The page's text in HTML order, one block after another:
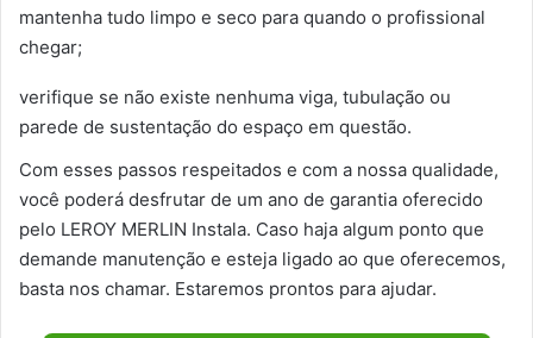
mantenha tudo limpo e seco para quando o profissional
chegar;
verifique se não existe nenhuma viga, tubulação ou
parede de sustentação do espaço em questão.
Com esses passos respeitados e com a nossa qualidade,
você poderá desfrutar de um ano de garantia oferecido
pelo LEROY MERLIN Instala. Caso haja algum ponto que
demande manutenção e esteja ligado ao que oferecemos,
basta nos chamar. Estaremos prontos para ajudar.